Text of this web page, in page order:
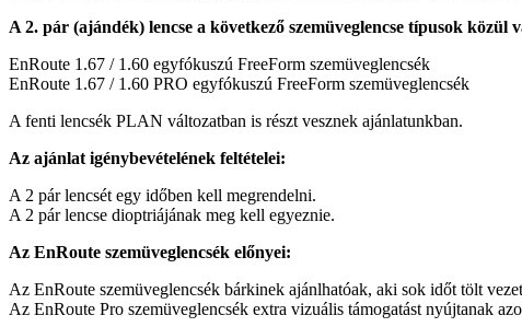
A 2. pár (ajándék) lencse a következő szemüveglencse típusok közül
EnRoute 1.67 / 1.60 egyfókuszú FreeForm szemüveglencsék
EnRoute 1.67 / 1.60 PRO egyfókuszú FreeForm szemüveglencsék
A fenti lencsék PLAN változatban is részt vesznek ajánlatunkban.
Az ajánlat igénybevételének feltételei:
A 2 pár lencsét egy időben kell megrendelni.
A 2 pár lencse dioptriájának meg kell egyeznie.
Az EnRoute szemüveglencsék előnyei:
Az EnRoute szemüveglencsék bárkinek ajánlhatóak, aki sok időt tölt
Az EnRoute Pro szemüveglencsék extra vizuális támogatást nyújtanak